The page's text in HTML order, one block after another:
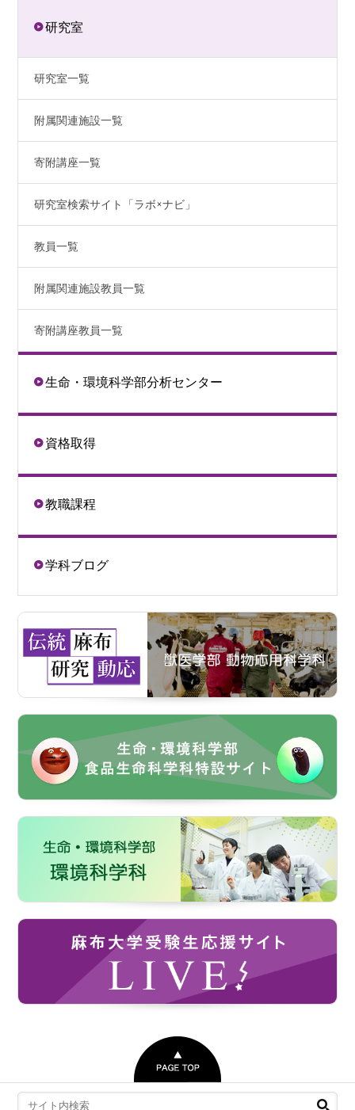
研究室
研究室一覧
附属関連施設一覧
寄附講座一覧
研究室検索サイト「ラボ×ナビ」
教員一覧
附属関連施設教員一覧
寄附講座教員一覧
生命・環境科学部分析センター
資格取得
教職課程
学科ブログ